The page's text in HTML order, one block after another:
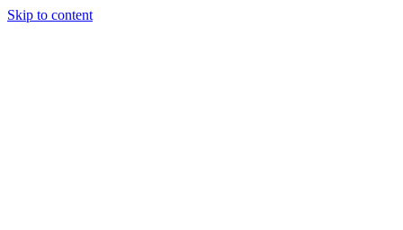
Skip to content